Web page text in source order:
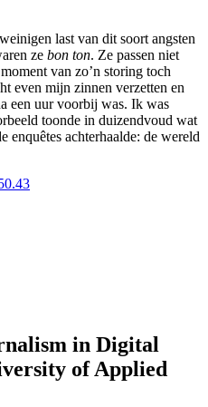
last van dit soort angsten
ze bon ton. Ze passen niet
van zo’n storing toch
even mijn zinnen verzetten en
een uur voorbij was. Ik was
toonde in duizendvoud wat
enquêtes achterhaalde: de wereld
in Digital
of Applied